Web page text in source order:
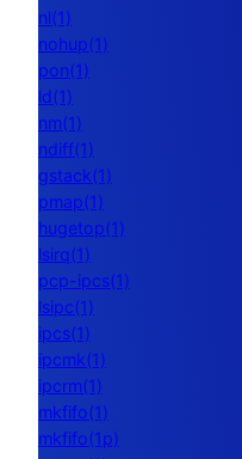
nl(1)
nohup(1)
pon(1)
ld(1)
nm(1)
ndiff(1)
gstack(1)
pmap(1)
hugetop(1)
lsirq(1)
pcp-ipcs(1)
lsipc(1)
ipcs(1)
ipcmk(1)
ipcrm(1)
mkfifo(1)
mkfifo(1p)